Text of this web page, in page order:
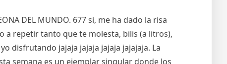
DEL MUNDO. 677 si, me ha dado la risa
a repetir tanto que te molesta, bilis (a litros),
disfrutando jajaja jajaja jajaja jajajaja. La
semana es un ejemplar singular donde los